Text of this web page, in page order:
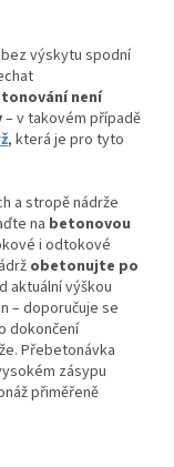
výskytu spodní
není
– v takovém případě
, která je pro tyto
a stropě nádrže
na betonovou
i odtokové
obetonujte po
aktuální výškou
– doporučuje se
dokončení
Přebetonávka
zásypu
přiměřeně